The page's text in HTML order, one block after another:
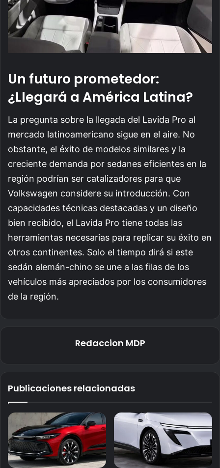
Un futuro prometedor:
¿Llegará a América Latina?
La pregunta sobre la llegada del Lavida Pro al
mercado latinoamericano sigue en el aire. No
obstante, el éxito de modelos similares y la
creciente demanda por sedanes eficientes en la
región podrían ser catalizadores para que
Volkswagen considere su introducción. Con
capacidades técnicas destacadas y un diseño
bien recibido, el Lavida Pro tiene todas las
herramientas necesarias para replicar su éxito en
otros continentes. Solo el tiempo dirá si este
sedán alemán-chino se une a las filas de los
vehículos más apreciados por los consumidores
de la región.
Redaccion MDP
Publicaciones relacionadas